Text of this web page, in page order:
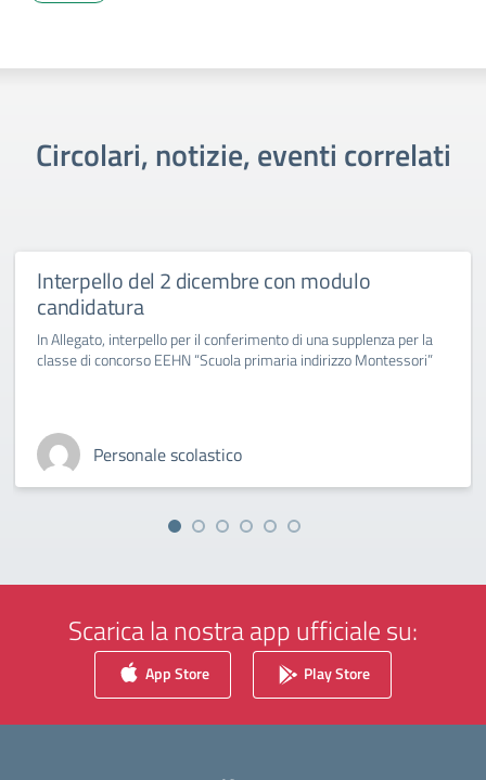
Circolari, notizie, eventi correlati
Interpello del 2 dicembre con modulo
candidatura
In Allegato, interpello per il conferimento di una supplenza per la
classe di concorso EEHN “Scuola primaria indirizzo Montessori”
Personale scolastico
Scarica la nostra app ufficiale su:
App Store Play Store